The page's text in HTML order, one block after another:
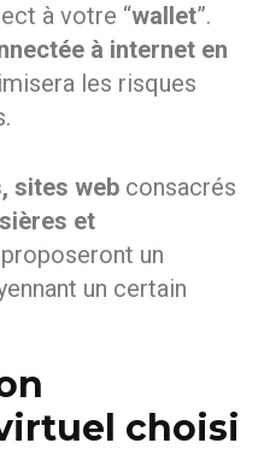
à votre “wallet”.
à internet en
les risques
sites web consacrés
et
un
un certain
choisi